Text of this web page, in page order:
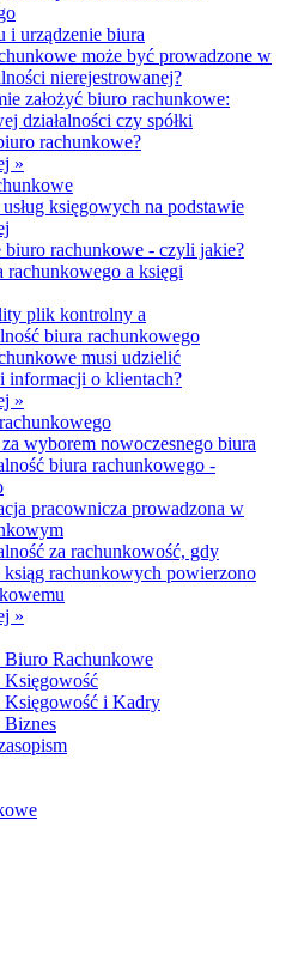
i urządzenie biura
może być prowadzone w
nierejestrowanej?
założyć biuro rachunkowe:
działalności czy spółki
rachunkowe?
»
księgowych na podstawie
biuro rachunkowe - czyli jakie?
rachunkowego a księgi
plik kontrolny a
biura rachunkowego
musi udzielić
informacji o klientach?
»
wyborem nowoczesnego biura
biura rachunkowego -
pracownicza prowadzona w
za rachunkowość, gdy
ksiąg rachunkowych powierzono
»
Rachunkowe
i Kadry